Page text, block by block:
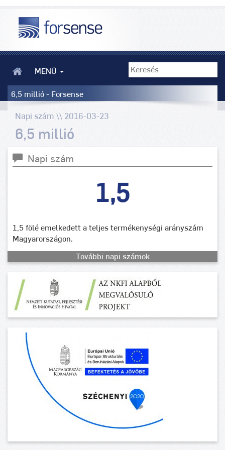
MENÜ
6,5 millió - Forsense
Napi szám \\ 2016-03-23
6,5 millió
Napi szám
1,5
1,5 fölé emelkedett a teljes termékenységi arányszám
Magyarországon.
További napi számok